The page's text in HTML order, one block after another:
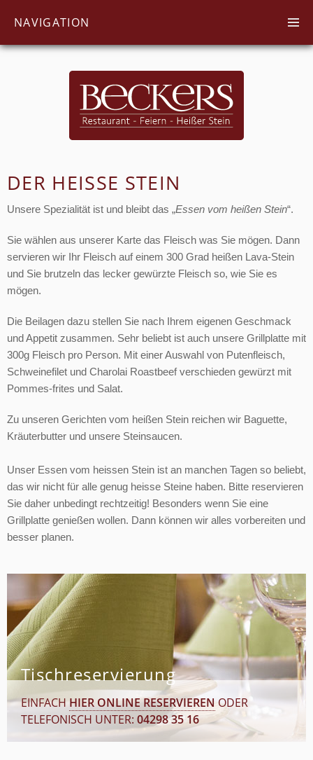
überspringen
NAVIGATION
DER HEISSE STEIN
Unsere Spezialität ist und bleibt das „Essen vom heißen Stein“.
Sie wählen aus unserer Karte das Fleisch was Sie mögen. Dann
servieren wir Ihr Fleisch auf einem 300 Grad heißen Lava-Stein
und Sie brutzeln das lecker gewürzte Fleisch so, wie Sie es
mögen.
Die Beilagen dazu stellen Sie nach Ihrem eigenen Geschmack
und Appetit zusammen. Sehr beliebt ist auch unsere Grillplatte mit
300g Fleisch pro Person. Mit einer Auswahl von Putenfleisch,
Schweinefilet und Charolai Roastbeef verschieden gewürzt mit
Pommes-frites und Salat.
Zu unseren Gerichten vom heißen Stein reichen wir Baguette,
Kräuterbutter und unsere Steinsaucen.
Unser Essen vom heissen Stein ist an manchen Tagen so beliebt,
das wir nicht für alle genug heisse Steine haben. Bitte reservieren
Sie daher unbedingt rechtzeitig! Besonders wenn Sie eine
Grillplatte genießen wollen. Dann können wir alles vorbereiten und
besser planen.
Tischreservierung
EINFACHHIER ONLINE RESERVIEREN ODER
TELEFONISCH UNTER: 04298 35 16